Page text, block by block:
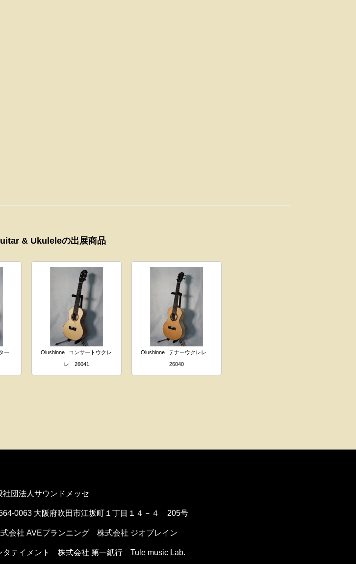
& Ukuleleの出展商品
ー
Olushinne
コンサートウクレ
レ 26041
Olushinne
テナーウクレレ
26040
団法人サウンドメッセ
0063 大阪府吹田市江坂町１丁目１４－４ 205号
会社 AVEプランニング 株式会社 ジオブレイン
タテイメント 株式会社 第一紙行 Tule music Lab.